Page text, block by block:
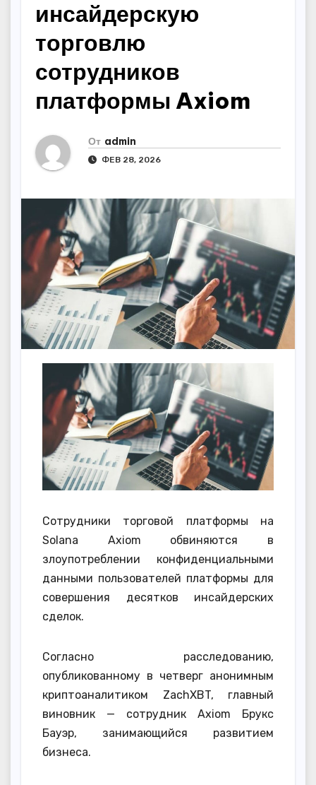
инсайдерскую
торговлю
сотрудников
платформы Axiom
От admin
ФЕВ 28, 2026
Сотрудники торговой платформы на
Solana Axiom обвиняются в
злоупотреблении конфиденциальными
данными пользователей платформы для
совершения десятков инсайдерских
сделок.
Согласно расследованию,
опубликованному в четверг анонимным
криптоаналитиком ZachXBT, главный
виновник — сотрудник Axiom Брукс
Бауэр, занимающийся развитием
бизнеса.